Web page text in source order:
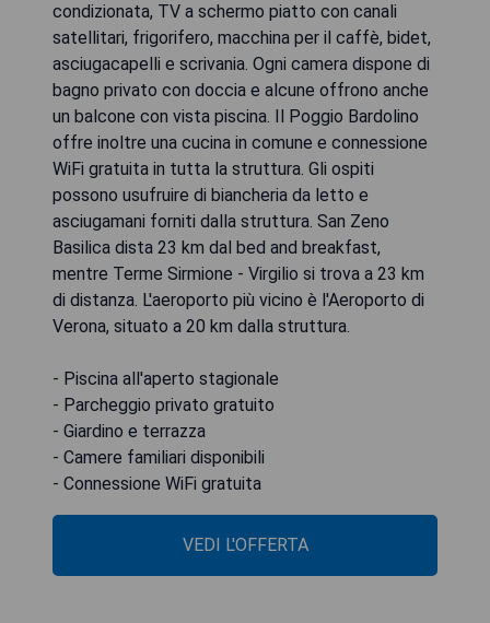
condizionata, TV a schermo piatto con canali
satellitari, frigorifero, macchina per il caffè, bidet,
asciugacapelli e scrivania. Ogni camera dispone di
bagno privato con doccia e alcune offrono anche
un balcone con vista piscina. Il Poggio Bardolino
offre inoltre una cucina in comune e connessione
WiFi gratuita in tutta la struttura. Gli ospiti
possono usufruire di biancheria da letto e
asciugamani forniti dalla struttura. San Zeno
Basilica dista 23 km dal bed and breakfast,
mentre Terme Sirmione - Virgilio si trova a 23 km
di distanza. L'aeroporto più vicino è l'Aeroporto di
Verona, situato a 20 km dalla struttura.
- Piscina all'aperto stagionale
- Parcheggio privato gratuito
- Giardino e terrazza
- Camere familiari disponibili
- Connessione WiFi gratuita
VEDI L'OFFERTA